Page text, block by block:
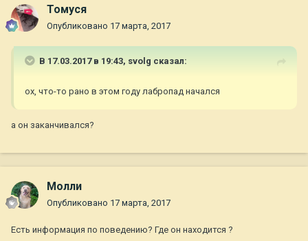
Томуся
Опубликовано 17 марта, 2017
В 17.03.2017 в 19:43, svolg сказал:
ох, что-то рано в этом году лабропад начался
а он заканчивался?
Молли
Опубликовано 17 марта, 2017
Есть информация по поведению? Где он находится ?